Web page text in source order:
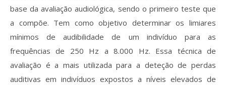
base da avaliação audiológica, sendo o primeiro teste que
a compõe. Tem como objetivo determinar os limiares
mínimos de audibilidade de um indivíduo para as
frequências de 250 Hz a 8.000 Hz. Essa técnica de
avaliação é a mais utilizada para a deteção de perdas
auditivas em indivíduos expostos a níveis elevados de